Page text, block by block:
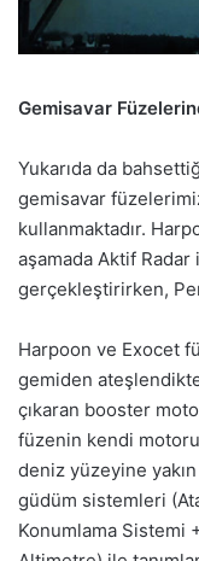
Gemisavar
Yukarıda da
gemisavar
kullanmaktadır.
aşamada Aktif Radar
gerçekleştirirken,
Harpoon ve Exocet
gemiden
çıkaran booster
füzenin kendi
deniz yüzeyine
güdüm sistemleri
Konumlama Sistemi